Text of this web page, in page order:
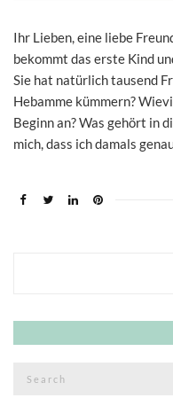
Ihr Lieben, eine liebe
bekommt das erste Kind
Sie hat natürlich tausend
Hebamme kümmern?
Beginn an? Was gehört in
mich, dass ich damals